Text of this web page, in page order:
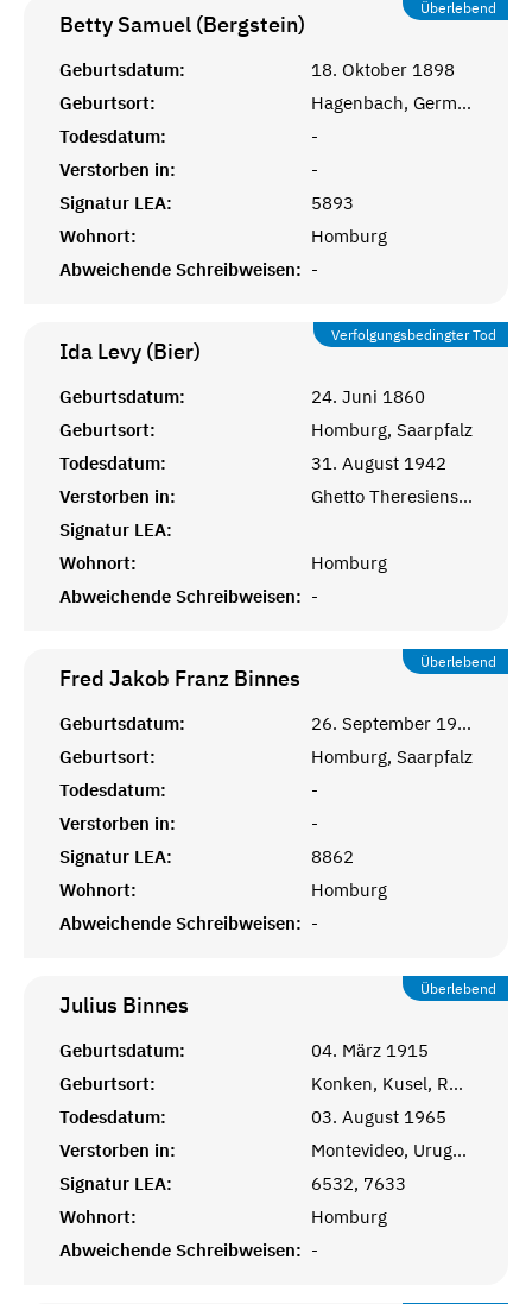
Überlebend
Betty Samuel (Bergstein)
Geburtsdatum:
18. Oktober 1898
Geburtsort:
Hagenbach, Germersheim
Todesdatum:
-
Verstorben in:
-
Signatur LEA:
5893
Wohnort:
Homburg
Abweichende Schreibweisen: -
Verfolgungsbedingter Tod
Ida Levy (Bier)
Geburtsdatum:
24. Juni 1860
Geburtsort:
Homburg, Saarpfalz
Todesdatum:
31. August 1942
Verstorben in:
Ghetto Theresienstadt
Signatur LEA:
Wohnort:
Homburg
Abweichende Schreibweisen: -
Überlebend
Fred Jakob Franz Binnes
Geburtsdatum:
26. September 1934
Geburtsort:
Homburg, Saarpfalz
Todesdatum:
-
Verstorben in:
-
Signatur LEA:
8862
Wohnort:
Homburg
Abweichende Schreibweisen: -
Überlebend
Julius Binnes
Geburtsdatum:
04. März 1915
Geburtsort:
Konken, Kusel, Rheinprovinz
Todesdatum:
03. August 1965
Verstorben in:
Montevideo, Uruguay
Signatur LEA:
6532, 7633
Wohnort:
Homburg
Abweichende Schreibweisen: -